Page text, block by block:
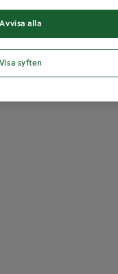
Avvisa alla
Visa syften